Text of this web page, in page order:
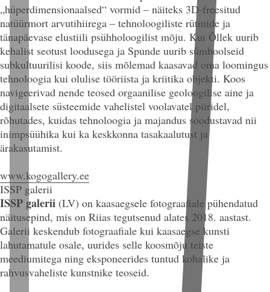
„hüperdimensionaalsed“ vormid – näiteks 3D-freesitud
natüürmort arvutihiirega – tehnoloogiliste rütmide ja
tänapäevase elustiili psühholoogilist mõju. Kui Õllek uurib
kehalist seotust loodusega ja Spunde uurib sümboolseid
subkultuurilisi koode, siis mõlemad kaasavad oma loomingus
tehnoloogia kui olulise tööriista ja kriitika objekti. Koos
navigeerivad nende teosed orgaanilise geoloogilise aine ja
digitaalsete süsteemide vahelistel voolavatel piiridel,
rõhutades, kuidas tehnoloogia ja majandus soodustavad nii
inimpsüühika kui ka keskkonna tasakaalutust ja
ärakasutamist.
www.kogogallery.ee
ISSP galerii
ISSP galerii (LV) on kaasaegsele fotograafiale pühendatud
näitusepind, mis on Riias tegutsenud alates 2018. aastast.
Galerii keskendub fotograafiale kui kaasaegse kunsti
lahutamatule osale, uurides selle koosmõju teiste
meediumitega ning eksponeerides tuntud kohalike ja
rahvusvaheliste kunstnike teoseid.